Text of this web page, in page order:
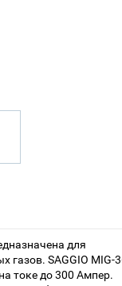
для
газов. SAGGIO MIG-
токе до 300 Ампер.